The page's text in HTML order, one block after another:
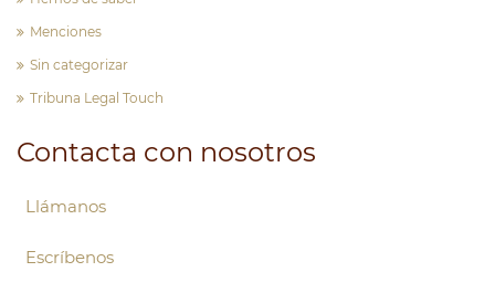
Menciones
Sin categorizar
Tribuna Legal Touch
Contacta con nosotros
Llámanos
Escríbenos